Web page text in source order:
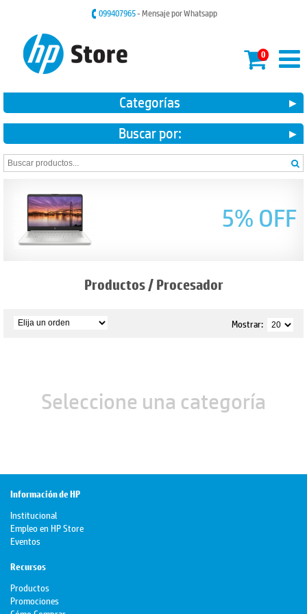
099407965- Mensaje por Whatsapp
0
Categorías
Buscar por:
5% OFF
Productos/Procesador
Mostrar:
Seleccione una categoría
Información de HP
Institucional
Empleo en HP Store
Eventos
Recursos
Productos
Promociones